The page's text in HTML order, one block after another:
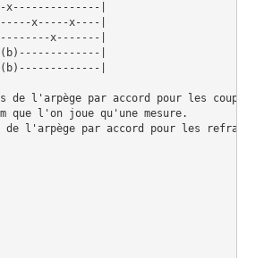
x--------------|
x-----x----|
x-------|
|
|
de l'arpège par accord pour les
que l'on joue qu'une mesure.
de l'arpège par accord pour les refrains